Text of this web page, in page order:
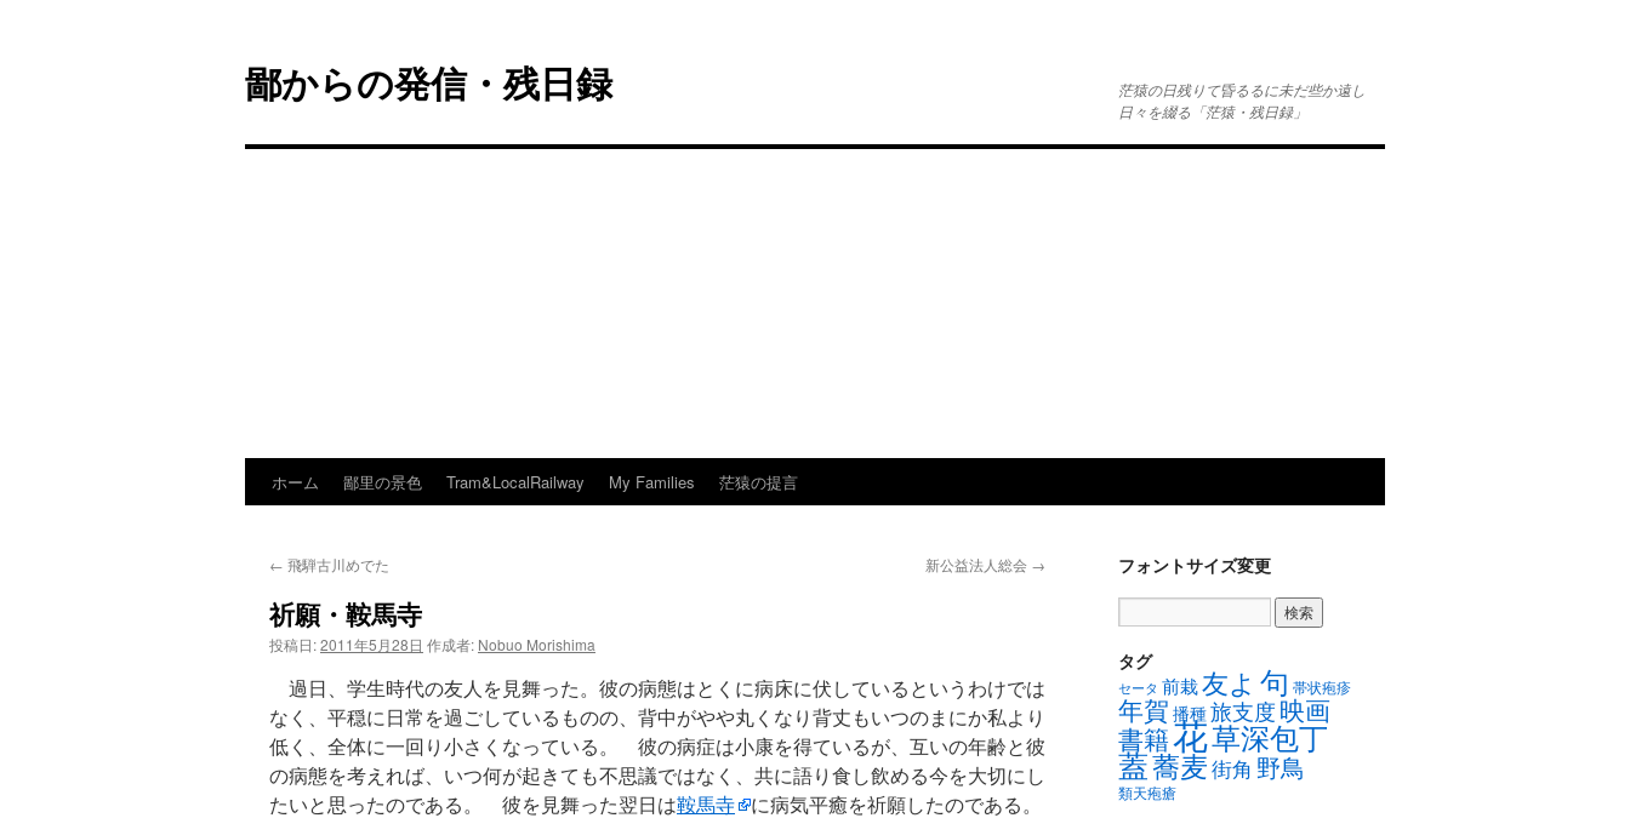
鄙からの発信・残日録
茫猿の日残りて昏るるに未だ些か遠し
日々を綴る「茫猿・残日録」
テ
ン
へ
キ
ホーム 鄙里の景色 Tram&LocalRailway My Families 茫猿の提言
← 飛騨古川めでた 新公益法人総会 →
祈願・鞍馬寺
投稿日:2011年5月28日 作成者: Nobuo Morishima
過日、学生時代の友人を見舞った。彼の病態はとくに病床に伏しているというわけでは
なく、平穏に日常を過ごしているものの、背中がやや丸くなり背丈もいつのまにか私より
低く、全体に一回り小さくなっている。 彼の病症は小康を得ているが、互いの年齢と彼
の病態を考えれば、いつ何が起きても不思議ではなく、共に語り食し飲める今を大切にし
たいと思ったのである。 彼を見舞った翌日は鞍馬寺 に病気平癒を祈願したのである。
フォントサイズ変更
タグ
セータ 前栽友よ 句 帯状疱疹
年賀 播種旅支度 映画
書籍花草深包丁
蓋蕎麦街角 野鳥
類天疱瘡